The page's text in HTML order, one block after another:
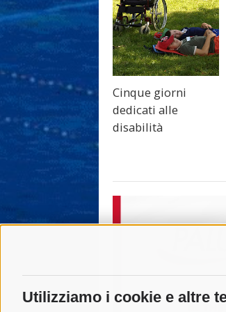
Utilizziamo i cookie e altre
Cinque giorni
dedicati alle
disabilità